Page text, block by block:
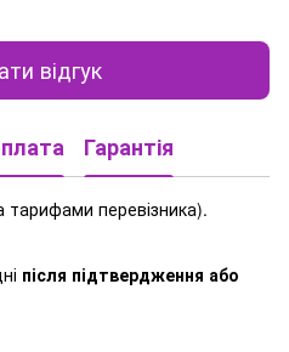
відгук
Гарантія
перевізника).
після підтвердження або